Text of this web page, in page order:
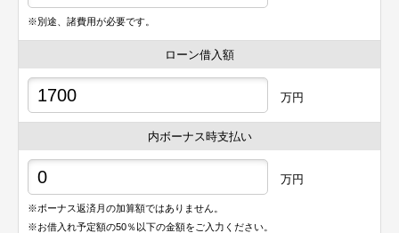
※別途、諸費用が必要です。
ローン借入額
万円
内ボーナス時支払い
万円
※ボーナス返済月の加算額ではありません。
※お借入れ予定額の50％以下の金額をご入力ください。